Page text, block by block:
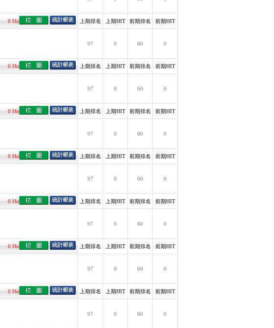
0 Hit 上期排名 上期HIT 前期排名 前期HIT
97 0 60 0
0 Hit 上期排名 上期HIT 前期排名 前期HIT
97 0 60 0
0 Hit 上期排名 上期HIT 前期排名 前期HIT
97 0 60 0
0 Hit 上期排名 上期HIT 前期排名 前期HIT
97 0 60 0
0 Hit 上期排名 上期HIT 前期排名 前期HIT
97 0 60 0
0 Hit 上期排名 上期HIT 前期排名 前期HIT
97 0 60 0
0 Hit 上期排名 上期HIT 前期排名 前期HIT
97 0 60 0